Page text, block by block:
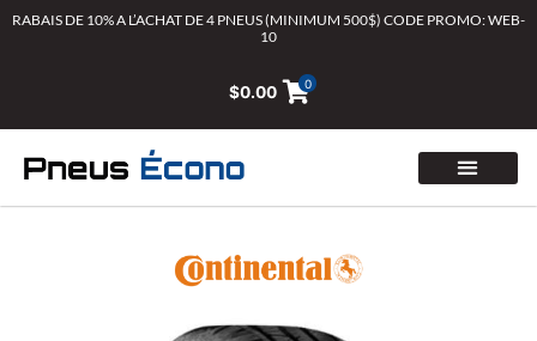
AllerRABAIS DE 10% A L’ACHAT DE 4 PNEUS (MINIMUM 500$) CODE PROMO: WEB-
10
$0.00 0